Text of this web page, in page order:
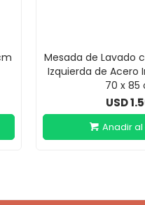
Mesada de Lavado
Izquierda de Acero
70 x 85
USD